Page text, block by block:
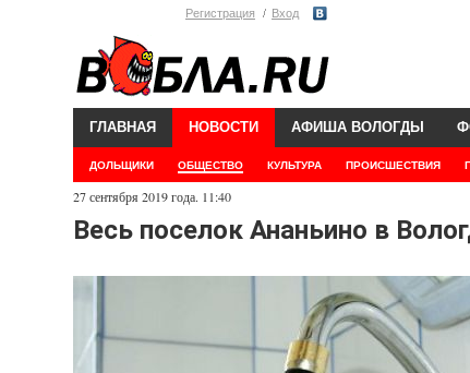
Регистрация Вход
ГЛАВНАЯ НОВОСТИ
ДОЛЬЩИКИ ОБЩЕСТВО КУЛЬТУРА ПРОИСШЕСТВИЯ
АФИША ВОЛОГДЫ
27 сентября 2019 года. 11:40
Весь поселок Ананьино в